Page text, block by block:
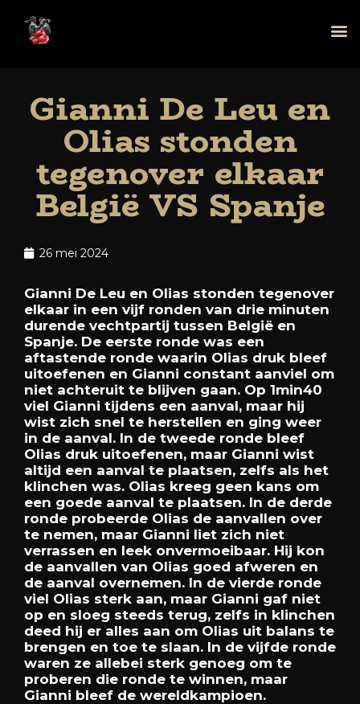
Gianni De Leu en
Olias stonden
tegenover elkaar
België VS Spanje
26 mei 2024
Gianni De Leu en Olias stonden tegenover
elkaar in een vijf ronden van drie minuten
durende vechtpartij tussen België en
Spanje. De eerste ronde was een
aftastende ronde waarin Olias druk bleef
uitoefenen en Gianni constant aanviel om
niet achteruit te blijven gaan. Op 1min40
viel Gianni tijdens een aanval, maar hij
wist zich snel te herstellen en ging weer
in de aanval. In de tweede ronde bleef
Olias druk uitoefenen, maar Gianni wist
altijd een aanval te plaatsen, zelfs als het
klinchen was. Olias kreeg geen kans om
een goede aanval te plaatsen. In de derde
ronde probeerde Olias de aanvallen over
te nemen, maar Gianni liet zich niet
verrassen en leek onvermoeibaar. Hij kon
de aanvallen van Olias goed afweren en
de aanval overnemen. In de vierde ronde
viel Olias sterk aan, maar Gianni gaf niet
op en sloeg steeds terug, zelfs in klinchen
deed hij er alles aan om Olias uit balans te
brengen en toe te slaan. In de vijfde ronde
waren ze allebei sterk genoeg om te
proberen die ronde te winnen, maar
Gianni bleef de wereldkampioen.